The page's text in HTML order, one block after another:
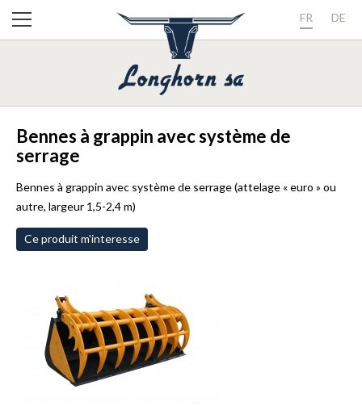
FR DE
Bennes à grappin avec système de
serrage
Bennes à grappin avec système de serrage (attelage « euro » ou
autre, largeur 1,5-2,4 m)
Ce produit m'interesse